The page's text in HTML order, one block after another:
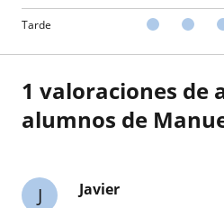
Tarde
1 valoraciones de
alumnos de
J Javier